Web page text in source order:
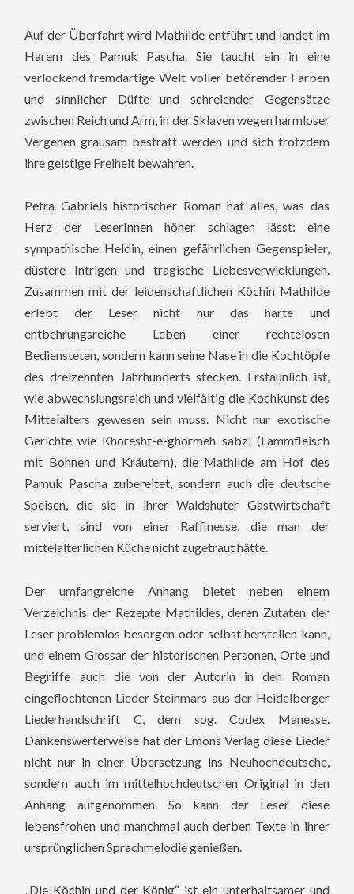
Auf der Überfahrt wird Mathilde entführt und landet im
Harem des Pamuk Pascha. Sie taucht ein in eine
verlockend fremdartige Welt voller betörender Farben
und sinnlicher Düfte und schreiender Gegensätze
zwischen Reich und Arm, in der Sklaven wegen harmloser
Vergehen grausam bestraft werden und sich trotzdem
ihre geistige Freiheit bewahren.
Petra Gabriels historischer Roman hat alles, was das
Herz der LeserInnen höher schlagen lässt: eine
sympathische Heldin, einen gefährlichen Gegenspieler,
düstere Intrigen und tragische Liebesverwicklungen.
Zusammen mit der leidenschaftlichen Köchin Mathilde
erlebt der Leser nicht nur das harte und
entbehrungsreiche Leben einer rechtelosen
Bediensteten, sondern kann seine Nase in die Kochtöpfe
des dreizehnten Jahrhunderts stecken. Erstaunlich ist,
wie abwechslungsreich und vielfältig die Kochkunst des
Mittelalters gewesen sein muss. Nicht nur exotische
Gerichte wie Khoresht-e-ghormeh sabzi (Lammfleisch
mit Bohnen und Kräutern), die Mathilde am Hof des
Pamuk Pascha zubereitet, sondern auch die deutsche
Speisen, die sie in ihrer Waldshuter Gastwirtschaft
serviert, sind von einer Raffinesse, die man der
mittelalterlichen Küche nicht zugetraut hätte.
Der umfangreiche Anhang bietet neben einem
Verzeichnis der Rezepte Mathildes, deren Zutaten der
Leser problemlos besorgen oder selbst herstellen kann,
und einem Glossar der historischen Personen, Orte und
Begriffe auch die von der Autorin in den Roman
eingeflochtenen Lieder Steinmars aus der Heidelberger
Liederhandschrift C, dem sog. Codex Manesse.
Dankenswerterweise hat der Emons Verlag diese Lieder
nicht nur in einer Übersetzung ins Neuhochdeutsche,
sondern auch im mittelhochdeutschen Original in den
Anhang aufgenommen. So kann der Leser diese
lebensfrohen und manchmal auch derben Texte in ihrer
ursprünglichen Sprachmelodie genießen.
„Die Köchin und der König“ ist ein unterhaltsamer und